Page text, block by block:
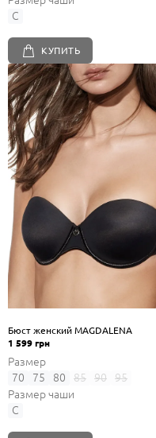
C
КУПИТЬ
Бюст женский MAGDALENA
1 599 грн
Размер
70
75 80 85 90
95
Размер чаши
C